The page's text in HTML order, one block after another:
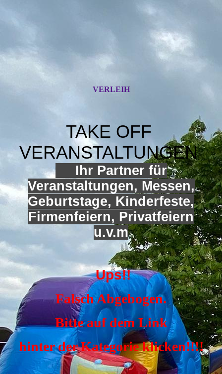
VERLEIH
TAKE OFF
VERANSTALTUNGEN
Ihr Partner für
Veranstaltungen, Messen,
Geburtstage, Kinderfeste,
Firmenfeiern, Privatfeiern
u.v.m
Ups!!
Falsch Abgebogen.
Bitte auf dem Link
hinter der Kategorie klicken!!!!